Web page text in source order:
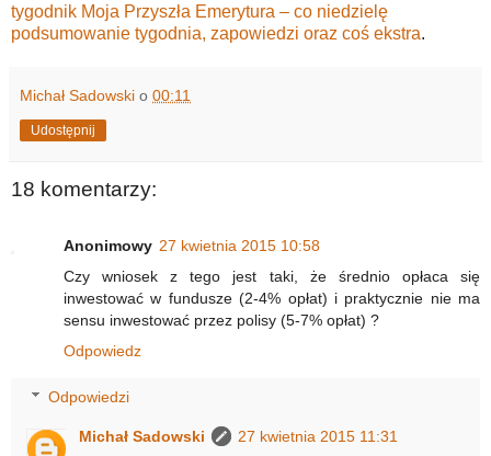
tygodnik Moja Przyszła Emerytura – co niedzielę
podsumowanie tygodnia, zapowiedzi oraz coś ekstra.
Michał Sadowski o 00:11
Udostępnij
18 komentarzy:
Anonimowy 27 kwietnia 2015 10:58
Czy wniosek z tego jest taki, że średnio opłaca się
inwestować w fundusze (2-4% opłat) i praktycznie nie ma
sensu inwestować przez polisy (5-7% opłat) ?
Odpowiedz
Odpowiedzi
Michał Sadowski
27 kwietnia 2015 11:31